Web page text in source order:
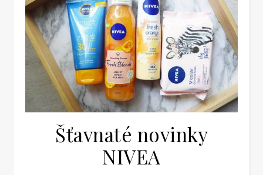
Šťavnaté novinky
NIVEA